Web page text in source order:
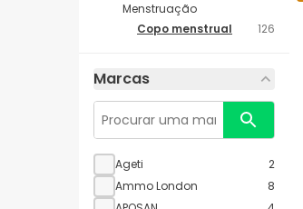
Menstruação
Copo menstrual
126
Marcas
Ageti
2
Ammo London
8